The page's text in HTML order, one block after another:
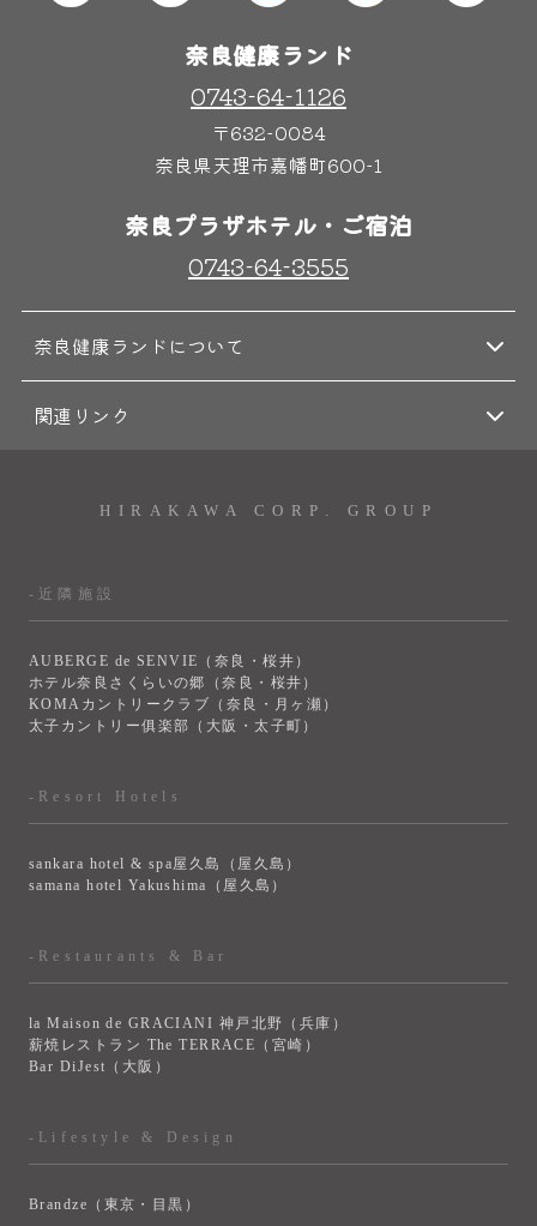
奈良健康ランド
0743-64-1126
〒632-0084
奈良県天理市嘉幡町600-1
奈良プラザホテル・ご宿泊
0743-64-3555
奈良健康ランドについて
関連リンク
HIRAKAWA CORP. GROUP
-近隣施設
AUBERGE de SENVIE（奈良・桜井）
ホテル奈良さくらいの郷（奈良・桜井）
KOMAカントリークラブ（奈良・月ヶ瀬）
太子カントリー俱楽部（大阪・太子町）
-Resort Hotels
sankara hotel & spa屋久島（屋久島）
samana hotel Yakushima（屋久島）
-Restaurants & Bar
la Maison de GRACIANI 神戸北野（兵庫）
薪焼レストラン The TERRACE（宮崎）
Bar DiJest（大阪）
-Lifestyle & Design
Brandze（東京・目黒）